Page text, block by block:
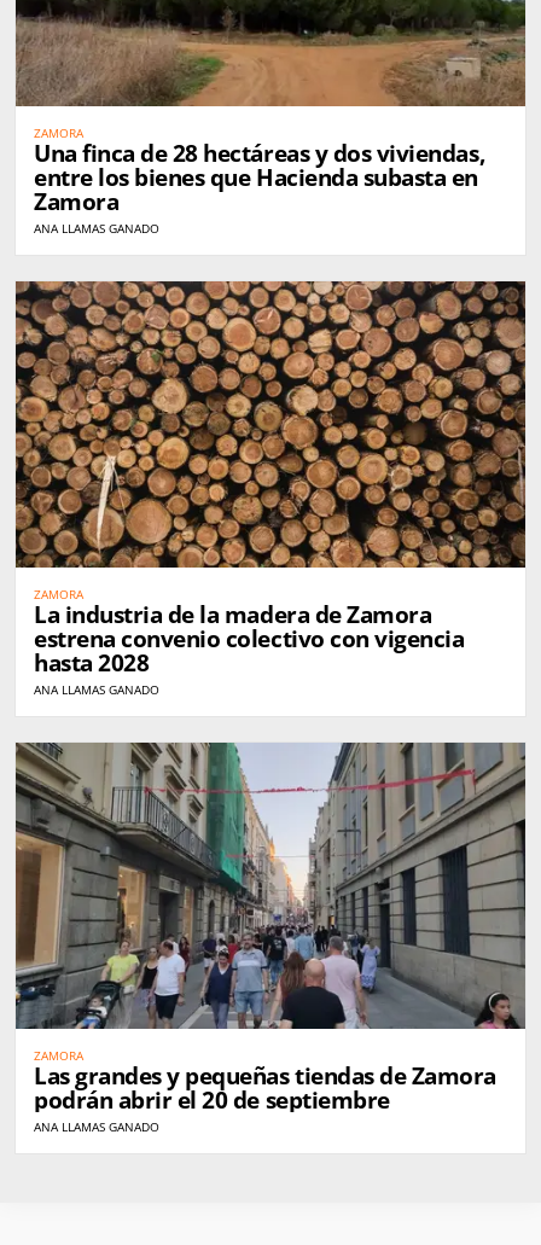
ZAMORA
Una finca de 28 hectáreas y dos viviendas,
entre los bienes que Hacienda subasta en
Zamora
ANA LLAMAS GANADO
ZAMORA
La industria de la madera de Zamora
estrena convenio colectivo con vigencia
hasta 2028
ANA LLAMAS GANADO
ZAMORA
Las grandes y pequeñas tiendas de Zamora
podrán abrir el 20 de septiembre
ANA LLAMAS GANADO